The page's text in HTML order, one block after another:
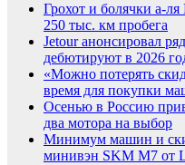
Грохот и болячки а-
250 тыс. км пробега
Jetour анонсировал
дебютируют в 2026
«Можно потерять
время для покупки
Осенью в Россию
два мотора на выбор
Минимум машин и
минивэн SKM M7 от